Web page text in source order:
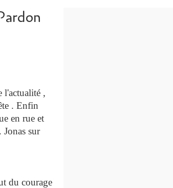
l'actualité ,
. Enfin
en rue et
Jonas sur
du courage